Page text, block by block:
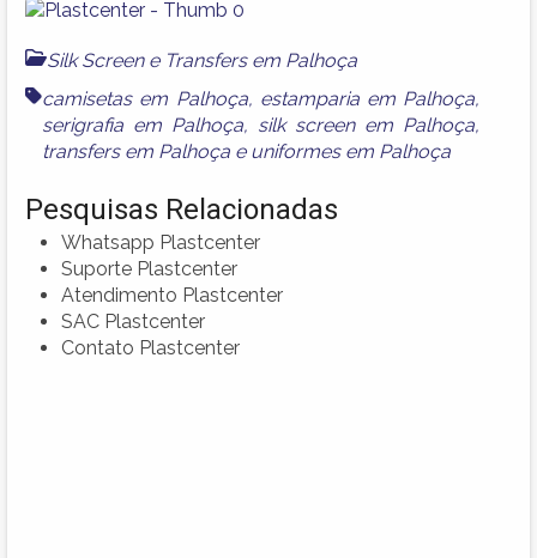
Silk Screen e Transfers em Palhoça
camisetas em Palhoça, estamparia em Palhoça,
serigrafia em Palhoça, silk screen em Palhoça,
transfers em Palhoça e uniformes em Palhoça
Pesquisas Relacionadas
Whatsapp Plastcenter
Suporte Plastcenter
Atendimento Plastcenter
SAC Plastcenter
Contato Plastcenter